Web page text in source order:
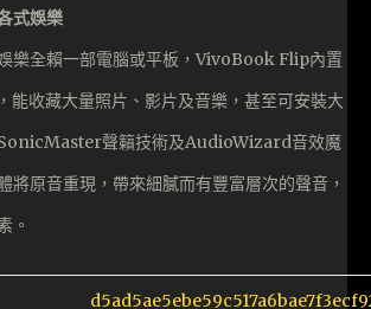
式娛樂
樂全賴一部電腦或平板，VivoBook Flip內置
能收藏大量照片、影片及音樂，甚至可安裝大
聲籟技術及AudioWizard音效魔
將原音重現，帶來細膩而有豐富層次的聲音，
。